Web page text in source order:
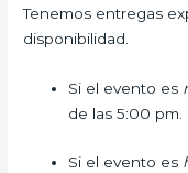
Tenemos entregas
disponibilidad.
Si el evento es
de las 5:00 pm.
Si el evento es